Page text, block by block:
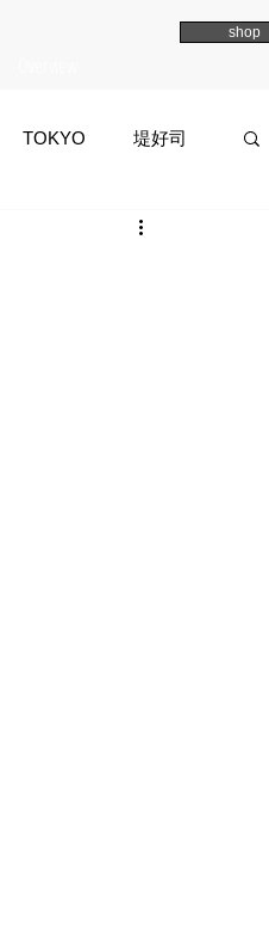
shop
TOKYO 堤好司
イマイマユ